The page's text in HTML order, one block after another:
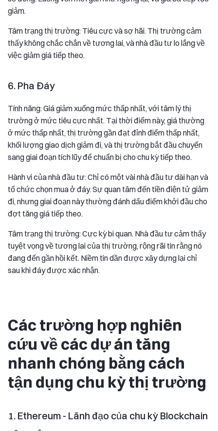
giảm.
Tâm trạng thị trường: Tiêu cực và sợ hãi. Thị trường cảm
thấy không chắc chắn về tương lai, và nhà đầu tư lo lắng về
việc giảm giá tiếp theo.
6. Pha Đáy
Tính năng: Giá giảm xuống mức thấp nhất, với tâm lý thị
trường ở mức tiêu cực nhất. Tại thời điểm này, giá thường
ở mức thấp nhất, thị trường gần đạt đỉnh điểm thấp nhất,
khối lượng giao dịch giảm đi, và thị trường bắt đầu chuyển
sang giai đoạn tích lũy để chuẩn bị cho chu kỳ tiếp theo.
Hành vi của nhà đầu tư: Chỉ có một vài nhà đầu tư dài hạn và
tổ chức chọn mua ở đáy. Sự quan tâm đến tiền điện tử giảm
đi, nhưng giai đoạn này thường đánh dấu điểm khởi đầu cho
đợt tăng giá tiếp theo.
Tâm trạng thị trường: Cực kỳ bi quan. Nhà đầu tư cảm thấy
tuyệt vọng về tương lai của thị trường, rộng rãi tin rằng nó
đang đến gần hồi kết. Niềm tin dần được xây dựng lại chỉ
sau khi đáy được xác nhận.
Các trường hợp nghiên
cứu về các dự án tăng
nhanh chóng bằng cách
tận dụng chu kỳ thị trường
1. Ethereum - Lãnh đạo của chu kỳ Blockchain